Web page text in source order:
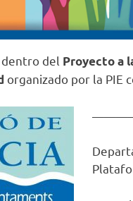
dentro del Proyecto a
organizado por la PIE